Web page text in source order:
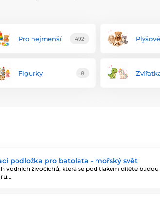
Pro nejmenší 492
Figurky 8
podložka pro batolata - mořský svět
vodních živočichů, která se pod tlakem dítěte budou